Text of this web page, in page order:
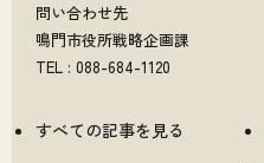
問い合わせ先
鳴門市役所戦略企画課
TEL : 088-684-1120
すべての記事を見る